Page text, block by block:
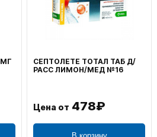
ФЕНИСТИЛ ГЕЛЬ НАРУЖ
0,1% 50Г
Цена от 749₽
В корзину